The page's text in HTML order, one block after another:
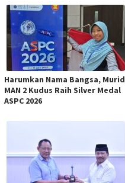
Harumkan Nama Bangsa, Murid
MAN 2 Kudus Raih Silver Medal
ASPC 2026